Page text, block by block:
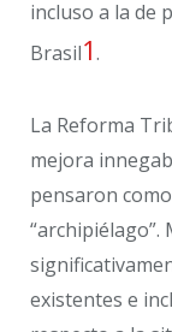
incluso a la de
Brasil1.
La Reforma
mejora
pensaron
“archipiélago”.
existentes e